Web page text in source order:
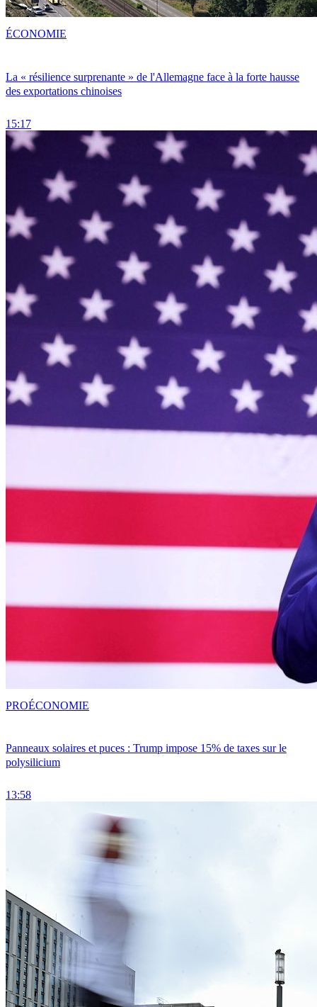
La « résilience surprenante » de l'Allemagne face à la forte hausse
des exportations chinoises
15:17
ÉCONOMIE
Panneaux solaires et puces : Trump impose 15% de taxes sur le
polysilicium
13:58
PROÉCONOMIE